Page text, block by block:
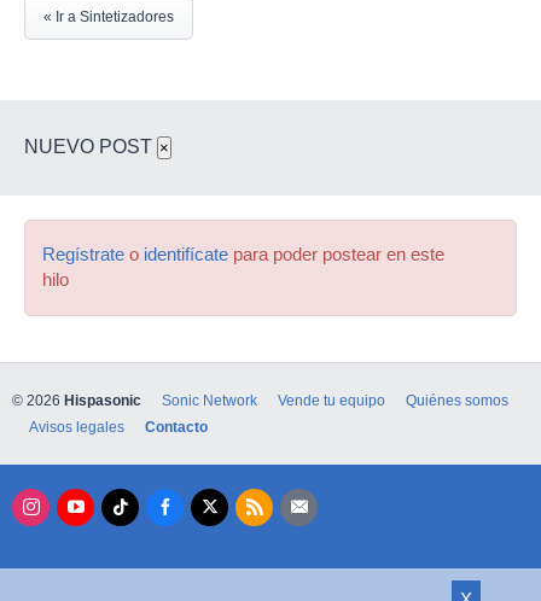
« Ir a Sintetizadores
NUEVO POST ×
Regístrate o identifícate para poder postear en este
hilo
© 2026 Hispasonic Sonic Network Vende tu equipo
Quiénes somos
Avisos legales
Contacto